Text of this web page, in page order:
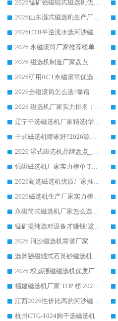
2026锰矿强磁辊式磁选机优选品牌_华体会手机网页版-华体会(中国) 专业厂家值得选择
2026山东湿式磁选机生产厂家推荐：华体会手机网页版-华体会(中国) ，深耕磁电领域十余载
2026CTB半逆流水选河沙磁选机哪家好_华体会手机网页版-华体会(中国) _值得信赖
2026 永磁滚筒厂家推荐榜单：技术与实力双驱，华体会手机网页版-华体会(中国) 表现突出
2026 磁选机制造厂家盘点_华体会手机网页版-华体会(中国) _综合实力剖析
2026矿用RCT永磁滚筒优选厂家_华体会手机网页版-华体会(中国) 领衔靠谱品牌盘点
2026全磁滚筒怎么选?靠谱厂家推荐，口碑之选华体会手机网页版-华体会(中国)
2026 磁选机厂家实力排名：技术与实力双轮驱动，华体会手机网页版-华体会(中国) 领跑
辽宁干选磁选机厂家精选|华体会手机网页版-华体会(中国) 硬核实力领跑行业标杆
干式磁选机哪家好?2026源头厂家推荐_华体会手机网页版-华体会(中国) 强磁磁选机生产厂家
2026 湿式磁选机品牌盘点_华体会手机网页版-华体会(中国) _内行认可的靠谱厂家
强磁磁选机厂家实力榜单 TOP3：华体会手机网页版-华体会(中国) 稳居前列
2026甄选磁选机优质厂家推荐：潍坊华体会手机网页版-华体会(中国) ，凭实力稳居行业前列
2026磁选机生产厂家实力榜 TOP1：华体会手机网页版-华体会(中国) 凭什么成为行业喜欢选?
永磁筒式磁选机厂家怎么选?14 年老厂华体会手机网页版-华体会(中国) 凭实力出圈，这 5 大优势太圈粉
锰矿提纯选对设备才赚钱!这家临朐厂家的强磁辊磁选机凭啥成行业标杆?
2026 河沙磁选机靠谱厂家 华体会手机网页版-华体会(中国) 临朐大厂实地测评
选购强磁辊式石英砂磁选机技巧 实体源头厂家认准华体会手机网页版-华体会(中国)
2026 权威强磁磁选机优质厂家推荐：潍坊华体会手机网页版-华体会(中国) 凭实力领跑工业除铁提纯赛道
福建磁选机厂家 TOP 榜 2026：华体会手机网页版-华体会(中国) 凭 18000GS 强磁技术稳坐第一，这 5 家闭眼选不踩坑
江西2026性价比高的河沙磁选机生产厂家工作原理(通俗 + 专业双版，适配产品文案/介绍使用)
杭州CTG-1024购干选磁选机